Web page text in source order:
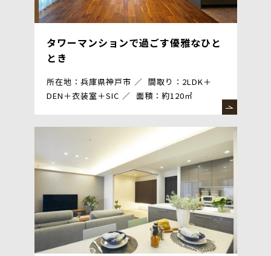
タワーマンションで過ごす優雅なひと
とき
所在地：兵庫県神戸市
間取り：2LDK＋
DEN＋衣装室＋SIC
面積：約120㎡